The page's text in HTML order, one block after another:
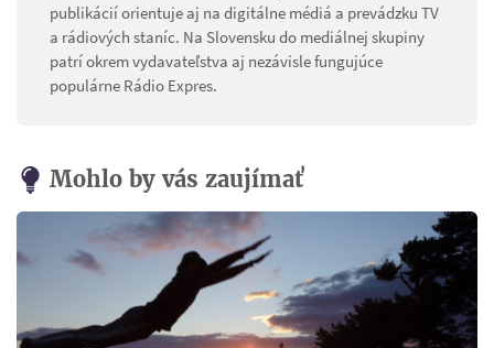
publikácií orientuje aj na digitálne médiá a prevádzku TV
a rádiových staníc. Na Slovensku do mediálnej skupiny
patrí okrem vydavateľstva aj nezávisle fungujúce
populárne Rádio Expres.
Mohlo by vás zaujímať